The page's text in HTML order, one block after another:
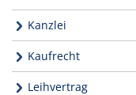
Kanzlei
Kaufrecht
Leihvertrag